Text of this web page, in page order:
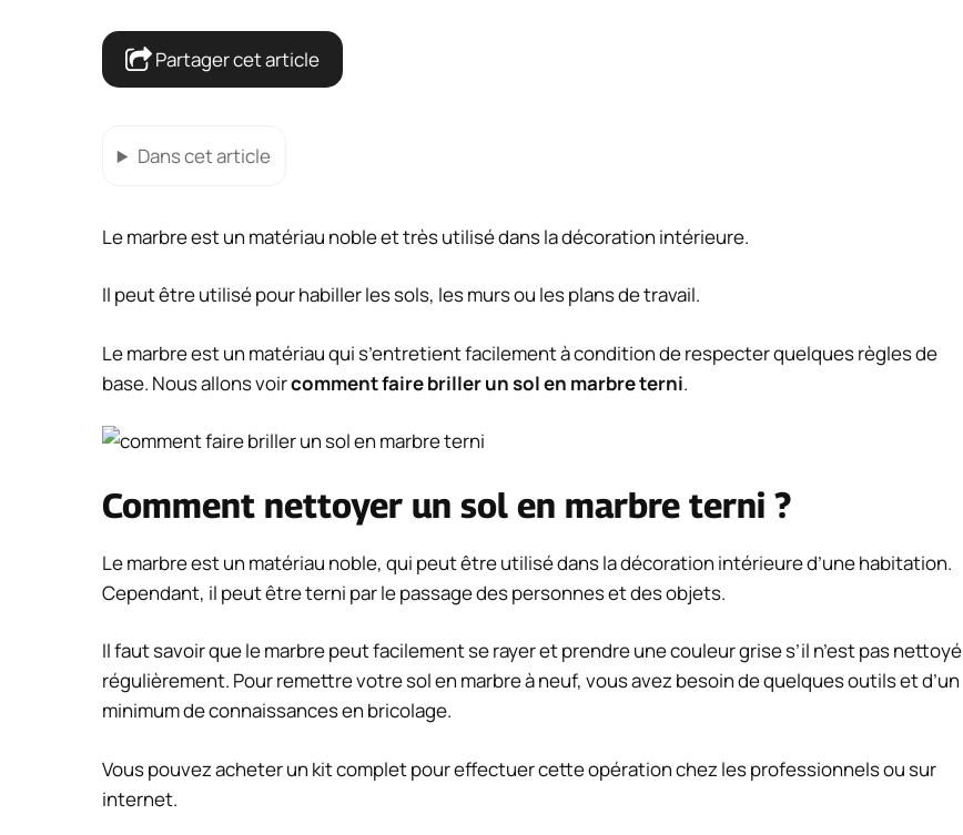
Partager cet article
Dans cet article
Le marbre est un matériau noble et très utilisé dans la décoration intérieure.
Il peut être utilisé pour habiller les sols, les murs ou les plans de travail.
Le marbre est un matériau qui s’entretient facilement à condition de respecter quelques règles de
base. Nous allons voircomment faire briller un sol en marbre terni.
Comment nettoyer un sol en marbre terni ?
Le marbre est un matériau noble, qui peut être utilisé dans la décoration intérieure d’une habitation.
Cependant, il peut être terni par le passage des personnes et des objets.
Il faut savoir que le marbre peut facilement se rayer et prendre une couleur grise s’il n’est pas nettoyé
régulièrement. Pour remettre votre sol en marbre à neuf, vous avez besoin de quelques outils et d’un
minimum de connaissances en bricolage.
Vous pouvez acheter un kit complet pour effectuer cette opération chez les professionnels ou sur
internet.